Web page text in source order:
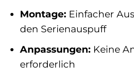
Montage:Einfacher
den Serienauspuff
Anpassungen:Keine
erforderlich